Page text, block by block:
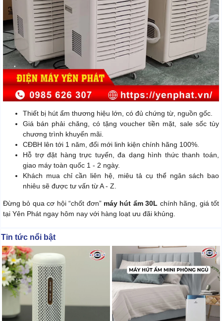
Thiết bị hút ẩm thương hiệu lớn, có đủ chứng từ, nguồn gốc.
Giá bán phải chăng, có tặng voucher tiền mặt, sale sốc tùy
chương trình khuyến mãi.
CĐBH lên tới 1 năm, đổi mới linh kiện chính hãng 100%.
Hỗ trợ đặt hàng trực tuyến, đa dạng hình thức thanh toán,
giao máy toàn quốc 1 - 2 ngày.
Khách mua chỉ cần liên hệ, miêu tả cụ thể ngân sách bao
nhiêu sẽ được tư vấn từ A - Z.
Đừng bỏ qua cơ hội “chốt đơn”máy hút ẩm 30L chính hãng, giá tốt
tại Yên Phát ngay hôm nay với hàng loạt ưu đãi khủng.
Tin tức nổi bật